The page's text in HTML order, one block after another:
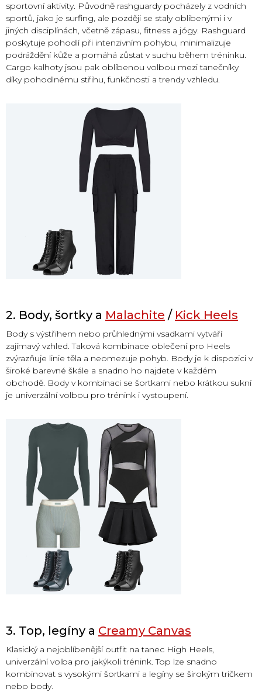
sportovní aktivity. Původně rashguardy pocházely z vodních
sportů, jako je surfing, ale později se staly oblíbenými i v
jiných disciplínách, včetně zápasu, fitness a jógy. Rashguard
poskytuje pohodlí při intenzivním pohybu, minimalizuje
podráždění kůže a pomáhá zůstat v suchu během tréninku.
Cargo kalhoty jsou pak oblíbenou volbou mezi tanečníky
díky pohodlnému střihu, funkčnosti a trendy vzhledu.
2. Body, šortky a Malachite / Kick Heels
Body s výstřihem nebo průhlednými vsadkami vytváří
zajímavý vzhled. Taková kombinace oblečení pro Heels
zvýrazňuje linie těla a neomezuje pohyb. Body je k dispozici v
široké barevné škále a snadno ho najdete v každém
obchodě. Body v kombinaci se šortkami nebo krátkou sukní
je univerzální volbou pro trénink i vystoupení.
3. Top, legíny a Creamy Canvas
Klasický a nejoblíbenější outfit na tanec High Heels,
univerzální volba pro jakýkoli trénink. Top lze snadno
kombinovat s vysokými šortkami a legíny se širokým tričkem
nebo body.